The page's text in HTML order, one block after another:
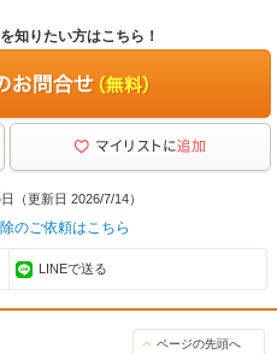
知りたい方はこちら！
日（更新日 2026/7/14）
のご依頼はこちら
LINEで送る
ページの先頭へ